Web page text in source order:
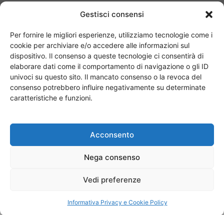
Gestisci consensi
Per fornire le migliori esperienze, utilizziamo tecnologie come i
cookie per archiviare e/o accedere alle informazioni sul
dispositivo. Il consenso a queste tecnologie ci consentirà di
elaborare dati come il comportamento di navigazione o gli ID
univoci su questo sito. Il mancato consenso o la revoca del
consenso potrebbero influire negativamente su determinate
caratteristiche e funzioni.
Acconsento
Nega consenso
Vedi preferenze
Informativa Privacy e Cookie Policy
Chi siamo I Nostri Clienti
© Copyright 2017 - MilanoEvents.it© managed by